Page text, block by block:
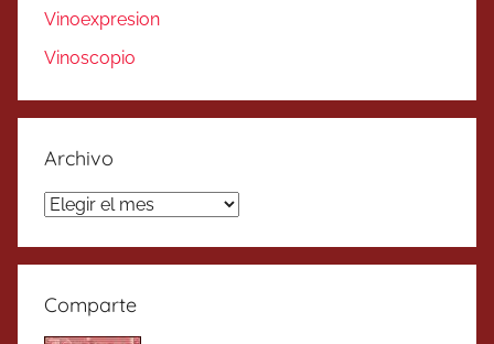
Vinoexpresion
Vinoscopio
Archivo
Archivo
Comparte